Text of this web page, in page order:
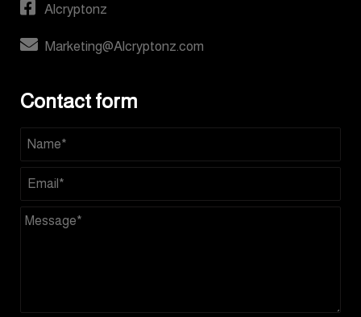
Alcryptonz
Marketing@Alcryptonz.com
Contact form